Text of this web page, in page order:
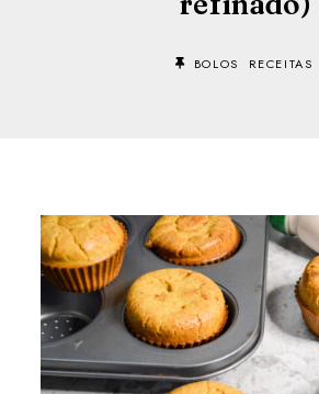
BOLOS RECEITAS